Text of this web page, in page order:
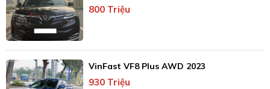
800 Triệu
VinFast VF8 Plus AWD 2023
930 Triệu